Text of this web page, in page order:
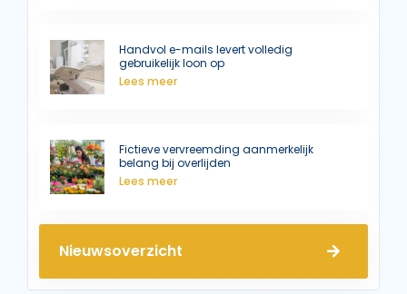
Handvol e-mails levert volledig
gebruikelijk loon op
Lees meer
Fictieve vervreemding aanmerkelijk
belang bij overlijden
Lees meer
Nieuwsoverzicht